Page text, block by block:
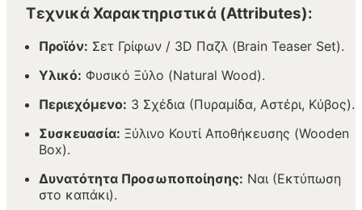
Τεχνικά Χαρακτηριστικά (Attributes):
Προϊόν: Σετ Γρίφων / 3D Παζλ (Brain Teaser Set).
Υλικό: Φυσικό Ξύλο (Natural Wood).
Περιεχόμενο: 3 Σχέδια (Πυραμίδα, Αστέρι, Κύβος).
Συσκευασία: Ξύλινο Κουτί Αποθήκευσης (Wooden
Box).
Δυνατότητα Προσωποποίησης: Ναι (Εκτύπωση
στο καπάκι).